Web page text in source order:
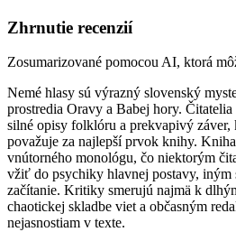
Zhrnutie recenzií
Zosumarizované pomocou AI, ktorá
Nemé hlasy sú výrazný slovenský
prostredia Oravy a Babej hory.
silné opisy folklóru a prekvapivý
považuje za najlepší prvok knihy.
vnútorného monológu, čo niektorým
vžiť do psychiky hlavnej postavy, iným
začítanie. Kritiky smerujú najmä k
chaotickej skladbe viet a občasným
nejasnostiam v texte.